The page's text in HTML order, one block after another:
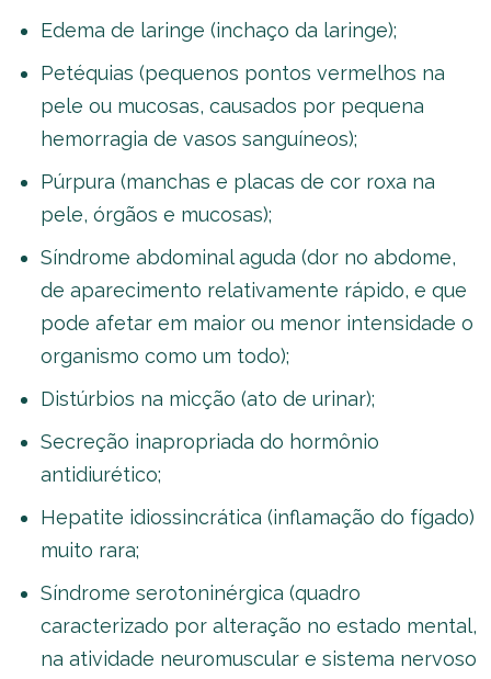
Edema de laringe (inchaço da laringe);
Petéquias (pequenos pontos vermelhos na
pele ou mucosas, causados por pequena
hemorragia de vasos sanguíneos);
Púrpura (manchas e placas de cor roxa na
pele, órgãos e mucosas);
Síndrome abdominal aguda (dor no abdome,
de aparecimento relativamente rápido, e que
pode afetar em maior ou menor intensidade o
organismo como um todo);
Distúrbios na micção (ato de urinar);
Secreção inapropriada do hormônio
antidiurético;
Hepatite idiossincrática (inflamação do fígado)
muito rara;
Síndrome serotoninérgica (quadro
caracterizado por alteração no estado mental,
na atividade neuromuscular e sistema nervoso